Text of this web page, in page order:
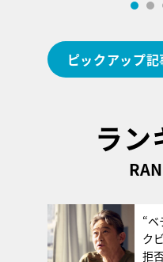
ピックアップ
ラン
“ベ
ク
拒